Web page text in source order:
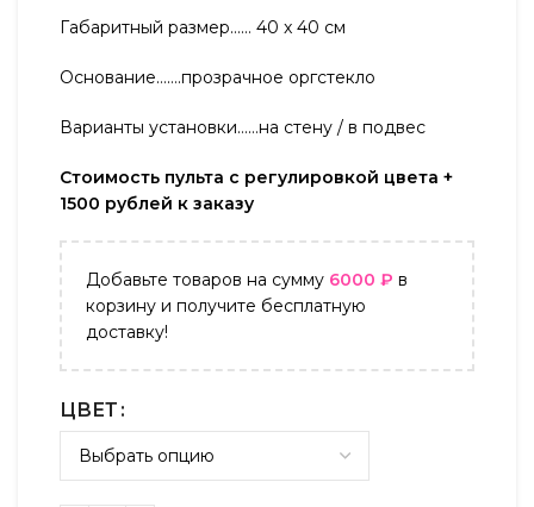
Габаритный размер…… 40 x 40 см
Основание…….прозрачное оргстекло
Варианты установки……на стену / в подвес
Стоимость пульта с регулировкой цвета +
1500 рублей к заказу
Добавьте товаров на сумму 6000 ₽ в
корзину и получите бесплатную
доставку!
ЦВЕТ